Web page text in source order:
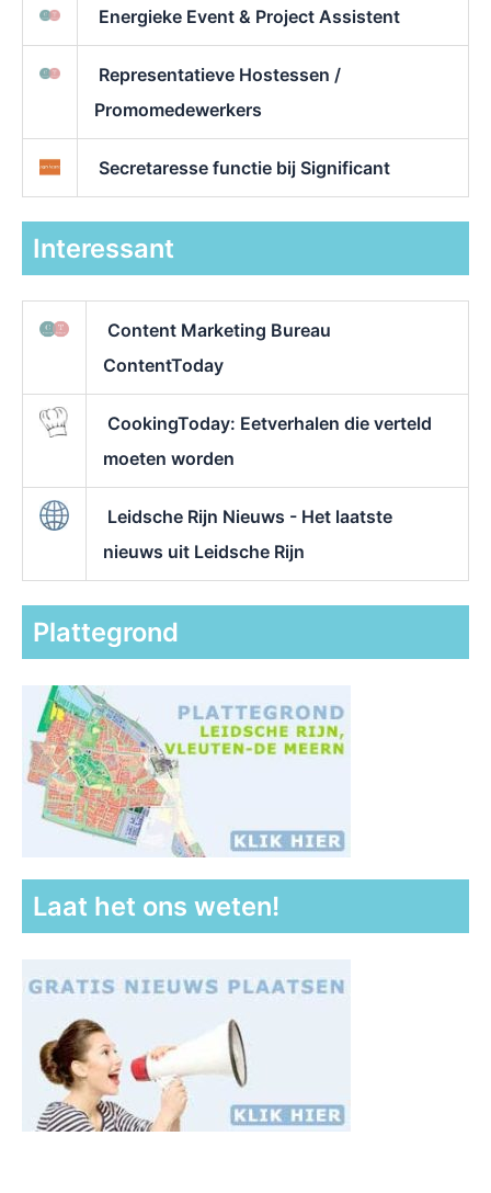
Energieke Event & Project Assistent
Representatieve Hostessen /
Promomedewerkers
Secretaresse functie bij Significant
Interessant
Content Marketing Bureau
ContentToday
CookingToday: Eetverhalen die verteld
moeten worden
Leidsche Rijn Nieuws - Het laatste
nieuws uit Leidsche Rijn
Plattegrond
Laat het ons weten!